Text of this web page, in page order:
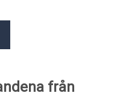
från